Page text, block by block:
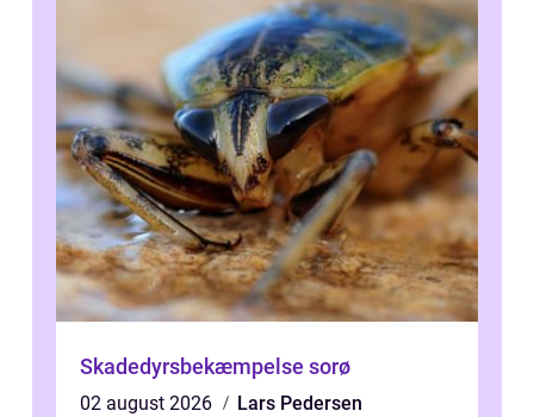
Skadedyrsbekæmpelse sorø
02 august 2026
Lars Pedersen